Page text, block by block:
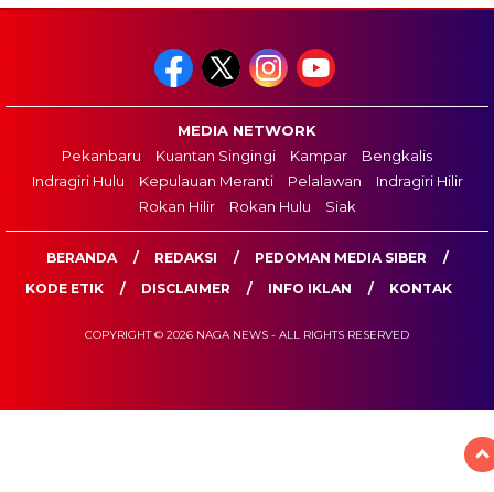
MEDIA NETWORK
Pekanbaru
Kuantan Singingi Kampar
Bengkalis
Indragiri Hulu
Kepulauan Meranti Pelalawan
Indragiri Hilir
Rokan Hilir
Rokan Hulu Siak
BERANDA REDAKSI
PEDOMAN MEDIA SIBER
KODE ETIK
DISCLAIMER INFO IKLAN KONTAK
COPYRIGHT © 2026 NAGA NEWS - ALL RIGHTS RESERVED